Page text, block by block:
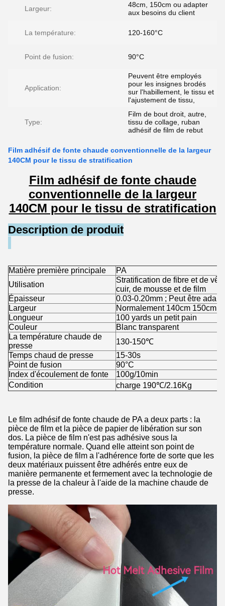
Largeur:
48cm, 150cm ou adapter
aux besoins du client
La température: 120-160°C
Point de fusion: 90°C
Application:
Peuvent être employés
pour les insignes brodés
sur l'habillement, le tissu et
l'ajustement de tissu,
Type:
Film de bout droit, autre,
tissu de collage, ruban
adhésif de film de rebut
Film adhésif de fonte chaude conventionnelle de la largeur
140CM pour le tissu de stratification
Film adhésif de fonte chaude
conventionnelle de la largeur
140CM pour le tissu de stratification
Description de produit
Matière première principale
PA
Utilisation
Stratification de fibre et de
cuir, de mousse et de film
Épaisseur
0.03-0.20mm ; Peut être
Largeur
Normalement 140cm 150cm
Longueur
100 yards un petit pain
Couleur
Blanc transparent
La température chaude de
presse
130-150℃
Temps chaud de presse
15-30s
Point de fusion
90°C
Index d'écoulement de fonte
100g/10min
Condition
charge 190℃/2.16Kg
Le film adhésif de fonte chaude de PA a deux parts : la
pièce de film et la pièce de papier de libération sur son
dos. La pièce de film n'est pas adhésive sous la
température normale. Quand elle atteint son point de
fusion, la pièce de film a l'adhérence forte de sorte que les
deux matériaux puissent être adhérés entre eux de
manière permanente et fermement avec la technologie de
la presse de la chaleur à l'aide de la machine chaude de
presse.